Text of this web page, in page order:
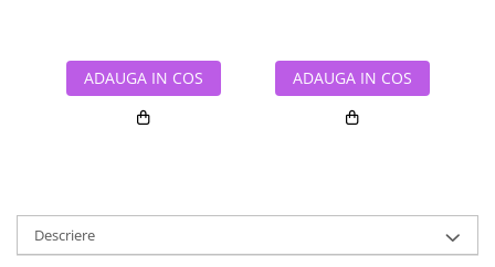
ADAUGA IN COS ADAUGA IN COS
Descriere